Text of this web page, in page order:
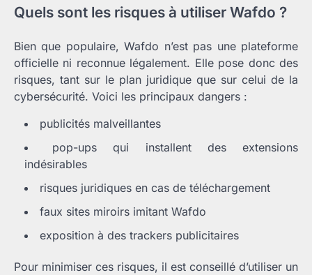
Quels sont les risques à utiliser Wafdo ?
Bien que populaire, Wafdo n’est pas une plateforme
officielle ni reconnue légalement. Elle pose donc des
risques, tant sur le plan juridique que sur celui de la
cybersécurité. Voici les principaux dangers :
publicités malveillantes
pop-ups qui installent des extensions
indésirables
risques juridiques en cas de téléchargement
faux sites miroirs imitant Wafdo
exposition à des trackers publicitaires
Pour minimiser ces risques, il est conseillé d’utiliser un